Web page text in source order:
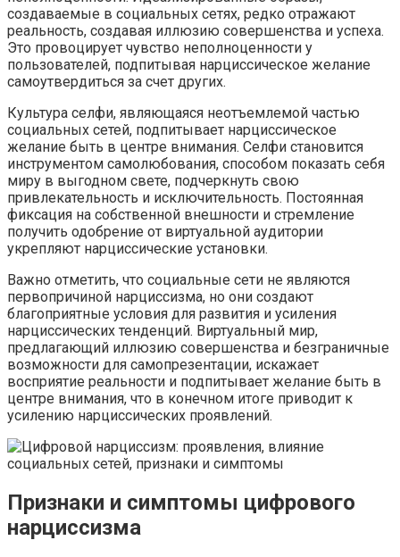
создаваемые в социальных сетях, редко отражают
реальность, создавая иллюзию совершенства и успеха.​
Это провоцирует чувство неполноценности у
пользователей, подпитывая нарциссическое желание
самоутвердиться за счет других.​
Культура селфи, являющаяся неотъемлемой частью
социальных сетей, подпитывает нарциссическое
желание быть в центре внимания.​ Селфи становится
инструментом самолюбования, способом показать себя
миру в выгодном свете, подчеркнуть свою
привлекательность и исключительность.​ Постоянная
фиксация на собственной внешности и стремление
получить одобрение от виртуальной аудитории
укрепляют нарциссические установки.​
Важно отметить, что социальные сети не являются
первопричиной нарциссизма, но они создают
благоприятные условия для развития и усиления
нарциссических тенденций.​ Виртуальный мир,
предлагающий иллюзию совершенства и безграничные
возможности для самопрезентации, искажает
восприятие реальности и подпитывает желание быть в
центре внимания, что в конечном итоге приводит к
усилению нарциссических проявлений.​
Признаки и симптомы цифрового
нарциссизма